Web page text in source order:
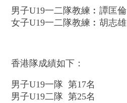
男子U19一二隊教練︰譚匡倫
女子U19一二隊教練︰胡志雄
香港隊成績如下：
男子U19一隊 第17名
男子U19二隊 第25名